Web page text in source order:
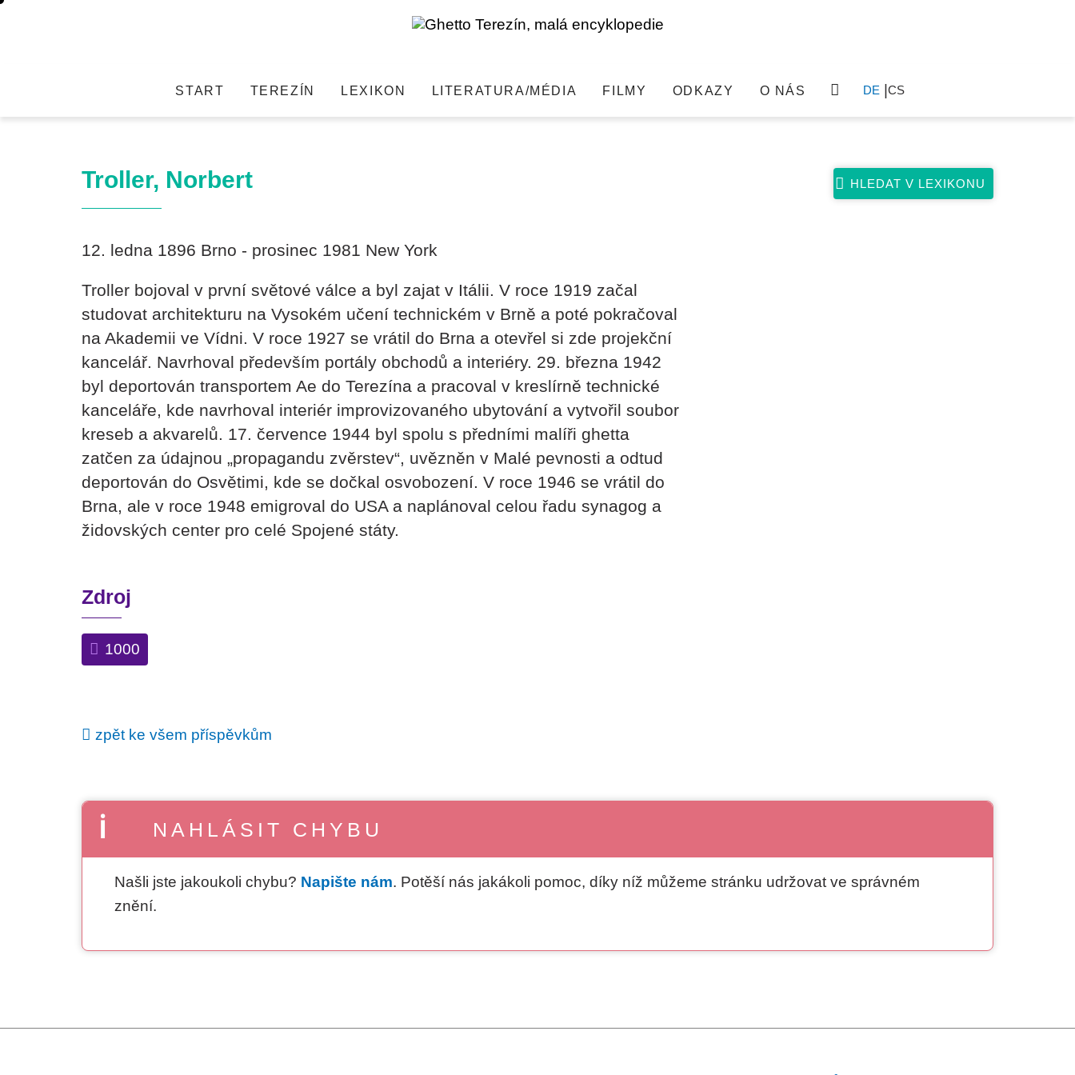
START TEREZÍN LEXIKON LITERATURA/MÉDIA FILMY ODKAZY O NÁS DE CS
Troller, Norbert
12. ledna 1896 Brno - prosinec 1981 New York
Troller bojoval v první světové válce a byl zajat v Itálii. V roce 1919 začal
studovat architekturu na Vysokém učení technickém v Brně a poté pokračoval
na Akademii ve Vídni. V roce 1927 se vrátil do Brna a otevřel si zde projekční
kancelář. Navrhoval především portály obchodů a interiéry. 29. března 1942
byl deportován transportem Ae do Terezína a pracoval v kreslírně technické
kanceláře, kde navrhoval interiér improvizovaného ubytování a vytvořil soubor
kreseb a akvarelů. 17. července 1944 byl spolu s předními malíři ghetta
zatčen za údajnou „propagandu zvěrstev“, uvězněn v Malé pevnosti a odtud
deportován do Osvětimi, kde se dočkal osvobození. V roce 1946 se vrátil do
Brna, ale v roce 1948 emigroval do USA a naplánoval celou řadu synagog a
židovských center pro celé Spojené státy.
Zdroj
1000
zpět ke všem příspěvkům
NAHLÁSIT CHYBU
Našli jste jakoukoli chybu? Napište nám. Potěší nás jakákoli pomoc, díky níž můžeme stránku udržovat ve správném
znění.